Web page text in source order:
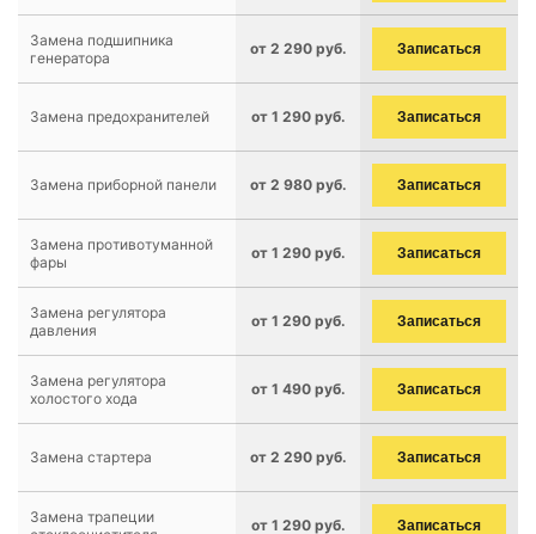
Замена подшипника
генератора
от 2 290 руб. Записаться
Замена предохранителей от 1 290 руб. Записаться
Замена приборной панели от 2 980 руб. Записаться
Замена противотуманной
фары
от 1 290 руб. Записаться
Замена регулятора
давления
от 1 290 руб. Записаться
Замена регулятора
холостого хода
от 1 490 руб. Записаться
Замена стартера от 2 290 руб. Записаться
Замена трапеции
от 1 290 руб. Записаться